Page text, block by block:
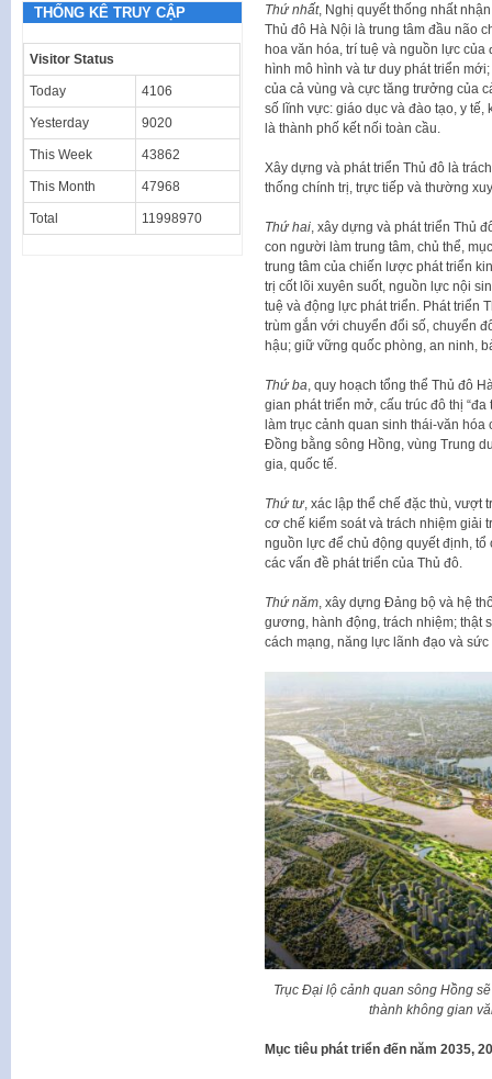
Thứ nhất, Nghị quyết thống nhất
Thủ đô Hà Nội là trung tâm đầu não
hoa văn hóa, trí tuệ và nguồn lực
hình mô hình và tư duy phát triển
của cả vùng và cực tăng trưởng của
số lĩnh vực: giáo dục và đào tạo, y
là thành phố kết nối toàn cầu.
Xây dựng và phát triển Thủ đô là
thống chính trị, trực tiếp và thường
Thứ hai, xây dựng và phát triển Thủ
con người làm trung tâm, chủ thể,
trung tâm của chiến lược phát triển
trị cốt lõi xuyên suốt, nguồn lực nội
tuệ và động lực phát triển. Phát triển
trùm gắn với chuyển đổi số, chuyển
hậu; giữ vững quốc phòng, an ninh,
Thứ ba , quy hoạch tổng thể Thủ đô
gian phát triển mở, cấu trúc đô thị
làm trục cảnh quan sinh thái-văn hóa
Đồng bằng sông Hồng, vùng Trung
gia, quốc tế.
Thứ tư, xác lập thể chế đặc thù, vượt
cơ chế kiểm soát và trách nhiệm giải
nguồn lực để chủ động quyết định,
các vấn đề phát triển của Thủ đô.
Thứ năm, xây dựng Đảng bộ và hệ
gương, hành động, trách nhiệm; thật
cách mạng, năng lực lãnh đạo và sức
Trục Đại lộ cảnh quan sông Hồng
thành không gian
Mục tiêu phát triển đến năm 2035,
THỐNG KÊ TRUY CẬP
Visitor Status
Today 4106
Yesterday 9020
This Week 43862
This Month 47968
Total 11998970